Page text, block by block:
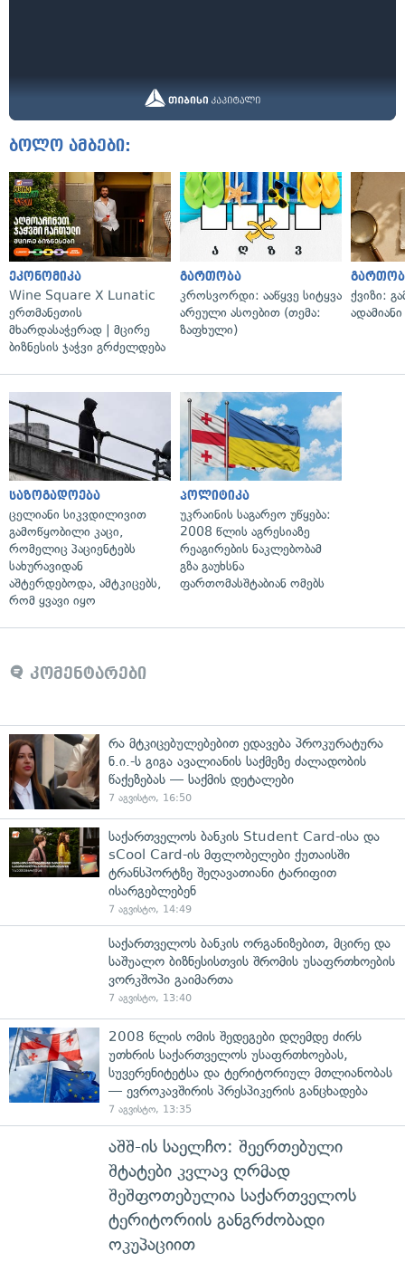
ბოლო ამბები:
ეკონომიკა
Wine Square X Lunatic
ერთმანეთის
მხარდასაჭერად | მცირე
ბიზნესის ჯაჭვი გრძელდება
გართობა
კროსვორდი: ააწყვე სიტყვა
არეული ასოებით (თემა:
ზაფხული)
ქვიზი:
საზოგადოება
ცელიანი სიკვდილივით
გამოწყობილი კაცი,
რომელიც პაციენტებს
სახურავიდან
აშტერდებოდა, ამტკიცებს,
რომ ყვავი იყო
პოლიტიკა
უკრაინის საგარეო უწყება:
2008 წლის აგრესიაზე
რეაგირების ნაკლებობამ
გზა გაუხსნა
ფართომასშტაბიან ომებს
კომენტარები
რა მტკიცებულებებით ედავება პროკურატურა
ნ.ი.-ს გიგა ავალიანის საქმეზე ძალადობის
წაქეზებას — საქმის დეტალები
7 აგვისტო, 16:50
საქართველოს ბანკის Student Card-ისა და
sCool Card-ის მფლობელები ქუთაისში
ტრანსპორტზე შეღავათიანი ტარიფით
ისარგებლებენ
7 აგვისტო, 14:49
საქართველოს ბანკის ორგანიზებით, მცირე და
საშუალო ბიზნესისთვის შრომის უსაფრთხოების
ვორკშოპი გაიმართა
7 აგვისტო, 13:40
2008 წლის ომის შედეგები დღემდე ძირს
უთხრის საქართველოს უსაფრთხოებას,
სუვერენიტეტსა და ტერიტორიულ მთლიანობას
— ევროკავშირის პრესპიკერის განცხადება
7 აგვისტო, 13:35
აშშ-ის საელჩო: შეერთებული
შტატები კვლავ ღრმად
შეშფოთებულია საქართველოს
ტერიტორიის განგრძობადი
ოკუპაციით